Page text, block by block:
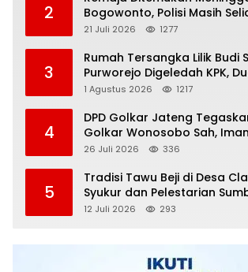
2
Bogowonto, Polisi Masih
Kematian
21 Juli 2026 1277
3
Rumah Tersangka Lilik Budi
Purworejo Digeledah KPK,
Diamankan
1 Agustus 2026 1217
4
DPD Golkar Jateng
Golkar Wonosobo Sah,
Purnomo Terpilih Secara
26 Juli 2026 336
5
Tradisi Tawu Beji di Desa
Syukur dan Pelestarian
Kehidupan yang Tak Pernah
12 Juli 2026 293